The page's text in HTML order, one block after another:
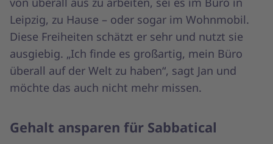
Leipzig, zu Hause – oder sogar im Wohnmobil.
Diese Freiheiten schätzt er sehr und nutzt sie
ausgiebig. „Ich finde es großartig, mein Büro
überall auf der Welt zu haben“, sagt Jan und
möchte das auch nicht mehr missen.
Gehalt ansparen für Sabbatical